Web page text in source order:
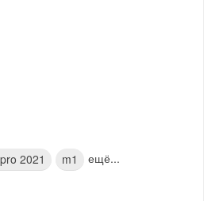
2021 m1 ещё...